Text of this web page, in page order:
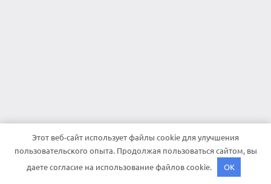
Этот веб-сайт использует файлы cookie для улучшения
пользовательского опыта. Продолжая пользоваться сайтом, вы
даете согласие на использование файлов cookie.
OK